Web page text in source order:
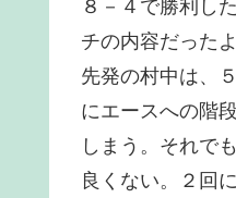
８－４で勝利し
チの内容だったよ
先発の村中は、
にエースへの階
しまう。それで
良くない。２回